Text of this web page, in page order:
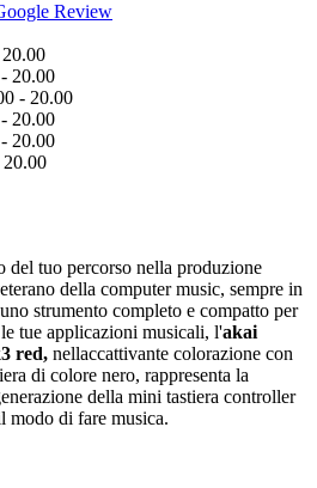
Review
20.00
- 20.00
20.00
20.00
20.00
del tuo percorso nella produzione
della computer music, sempre in
strumento completo e compatto per
tue applicazioni musicali, l'akai
red, nellaccattivante colorazione con
di colore nero, rappresenta la
della mini tastiera controller
modo di fare musica.